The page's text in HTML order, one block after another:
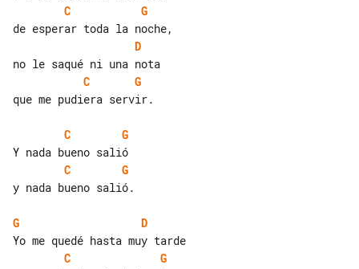
C
G
D
C
G
que me pudiera servir.
C
G
C
G
y nada bueno salió.
G
D
C
G